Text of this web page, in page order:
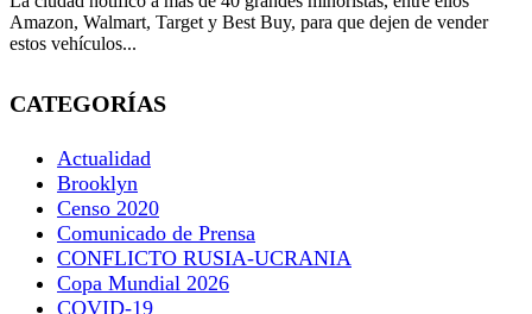
Amazon, Walmart, Target y Best Buy, para que dejen de vender
estos vehículos...
CATEGORÍAS
Actualidad
Brooklyn
Censo 2020
Comunicado de Prensa
CONFLICTO RUSIA-UCRANIA
Copa Mundial 2026
COVID-19